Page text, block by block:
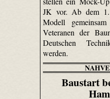
JK vor. Ab dem 1.
Modell
Veteranen der
Deutschen
werden.
Baustart